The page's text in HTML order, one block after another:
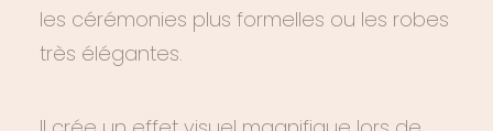
les cérémonies plus formelles ou les robes
très élégantes.